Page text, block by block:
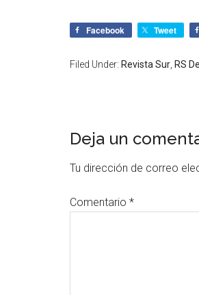
Facebook Tweet
Filed Under: Revista Sur RS
Deja un
Tu dirección de correo
Comentario *